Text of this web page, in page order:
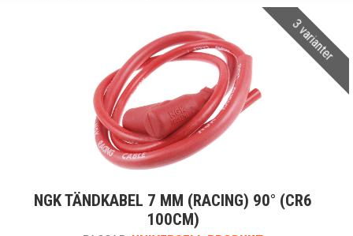
3 varianter
NGK TÄNDKABEL 7 MM (RACING) 90° (CR6
100CM)